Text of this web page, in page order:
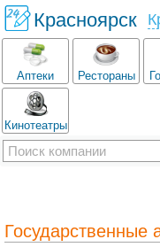
Красноярск
Аптеки Рестораны
Кинотеатры
Государственные